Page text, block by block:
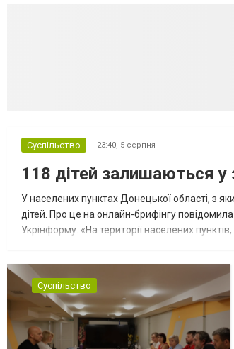
Суспільство 23:40, 5 серпня
118 дітей залишаються у
У населених пунктах Донецької області, з
дітей. Про це на онлайн-брифінгу
Укрінформу. «На території населених
Суспільство